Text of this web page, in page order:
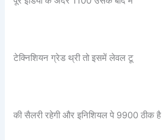
टेक्निशियन ग्रेड थ्री तो इसमें लेवल टू
की सैलरी रहेगी और इनिशियल पे 9900 ठीक है